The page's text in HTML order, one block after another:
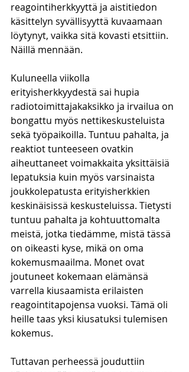
reagointiherkkyyttä ja aistitiedon
käsittelyn syvällisyyttä kuvaamaan
löytynyt, vaikka sitä kovasti etsittiin.
Näillä mennään.
Kuluneella viikolla
erityisherkkyydestä sai hupia
radiotoimittajakaksikko ja irvailua on
bongattu myös nettikeskusteluista
sekä työpaikoilla. Tuntuu pahalta, ja
reaktiot tunteeseen ovatkin
aiheuttaneet voimakkaita yksittäisiä
lepatuksia kuin myös varsinaista
joukkolepatusta erityisherkkien
keskinäisissä keskusteluissa. Tietysti
tuntuu pahalta ja kohtuuttomalta
meistä, jotka tiedämme, mistä tässä
on oikeasti kyse, mikä on oma
kokemusmaailma. Monet ovat
joutuneet kokemaan elämänsä
varrella kiusaamista erilaisten
reagointitapojensa vuoksi. Tämä oli
heille taas yksi kiusatuksi tulemisen
kokemus.
Tuttavan perheessä jouduttiin